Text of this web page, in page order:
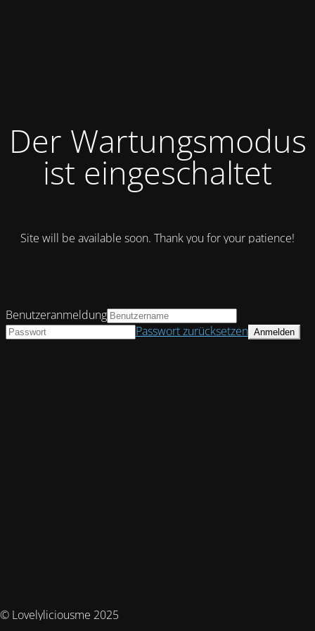
Der Wartungsmodus
ist eingeschaltet
Site will be available soon. Thank you for your patience!
© Lovelyliciousme 2025
Benutzeranmeldung
Passwort zurücksetzen